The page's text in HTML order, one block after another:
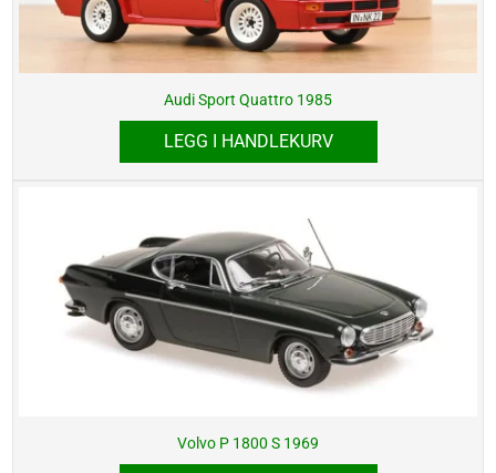
Audi Sport Quattro 1985
LEGG I HANDLEKURV
Volvo P 1800 S 1969